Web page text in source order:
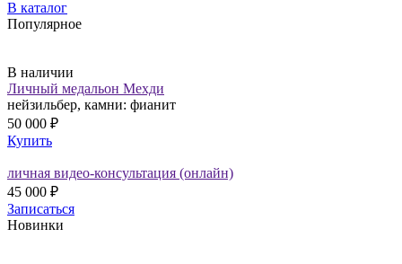
В каталог
Популярное
В наличии
Личный медальон Мехди
нейзильбер, камни: фианит
50 000 ₽
Купить
личная видео-консультация (онлайн)
45 000 ₽
Записаться
Новинки